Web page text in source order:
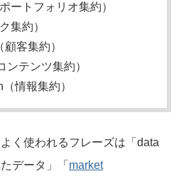
ートフォリオ集約）
集約）
客集約）
テンツ集約）
情報集約）
く使われるフレーズは「data
データ」「 market